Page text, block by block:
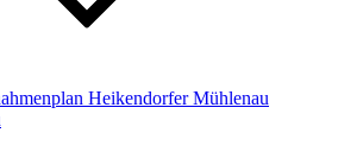
Heikendorfer Mühlenau